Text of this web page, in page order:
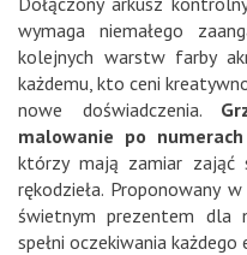
wymaga niemałego
kolejnych warstw farby
każdemu, kto ceni
nowe doświadczenia.
malowanie po numerach
którzy mają zamiar zająć
rękodzieła. Proponowany
świetnym prezentem dla
spełni oczekiwania każdego